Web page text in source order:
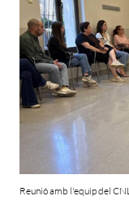
Reunió amb l'equip del CNL